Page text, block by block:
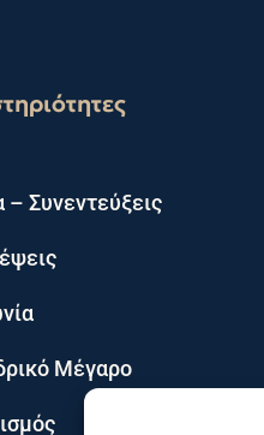
– Συνεντεύξεις
Μέγαρο